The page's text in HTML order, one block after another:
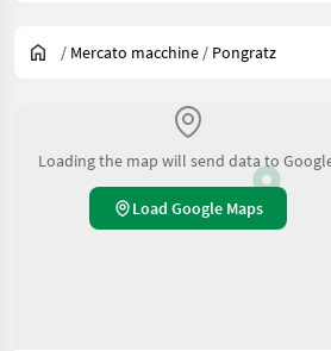
/ Mercato macchine / Pongratz
Loading the map will send data to
Load Google Maps